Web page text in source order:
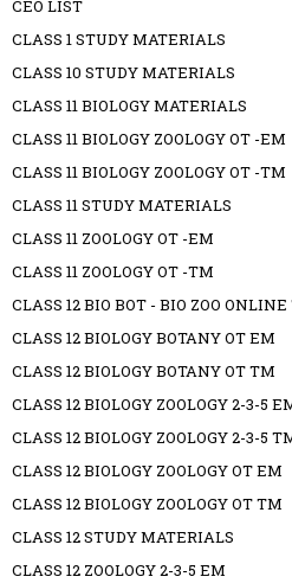
CEO LIST
CLASS 1 STUDY MATERIALS
CLASS 10 STUDY MATERIALS
CLASS 11 BIOLOGY MATERIALS
CLASS 11 BIOLOGY ZOOLOGY OT -EM
CLASS 11 BIOLOGY ZOOLOGY OT -TM
CLASS 11 STUDY MATERIALS
CLASS 11 ZOOLOGY OT -EM
CLASS 11 ZOOLOGY OT -TM
CLASS 12 BIO BOT - BIO ZOO
CLASS 12 BIOLOGY BOTANY OT EM
CLASS 12 BIOLOGY BOTANY OT TM
CLASS 12 BIOLOGY ZOOLOGY 2-3-5
CLASS 12 BIOLOGY ZOOLOGY 2-3-5
CLASS 12 BIOLOGY ZOOLOGY OT EM
CLASS 12 BIOLOGY ZOOLOGY OT TM
CLASS 12 STUDY MATERIALS
CLASS 12 ZOOLOGY 2-3-5 EM